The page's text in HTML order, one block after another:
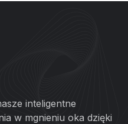
inteligentne
w mgnieniu oka dzięki